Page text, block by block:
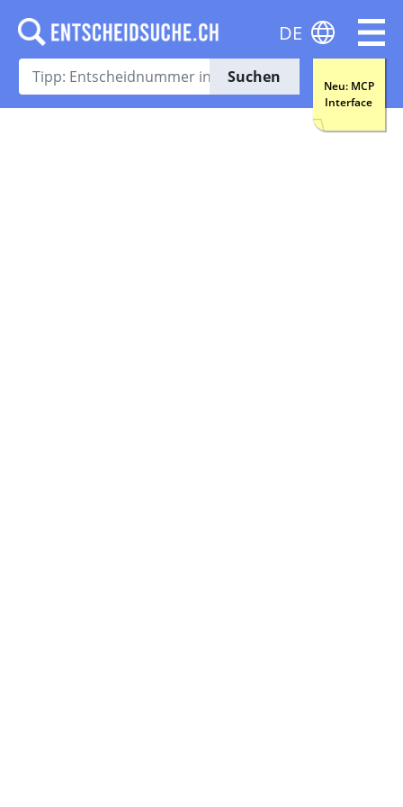
Suchen
Neu: MCP
Interface
DE